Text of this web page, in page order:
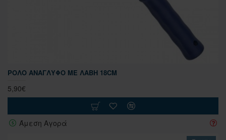
ΡΟΛΌ ΑΝΆΓΛΥΦΟ ΜΕ ΛΑΒΉ 18CM
5,90€
Άμεση Αγορά